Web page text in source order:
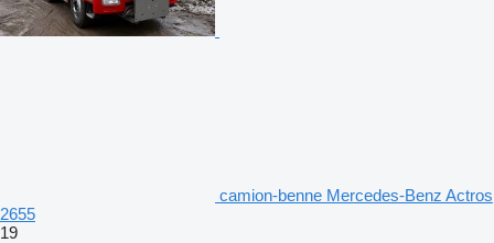
camion-benne Mercedes-Benz Actros
2655
19